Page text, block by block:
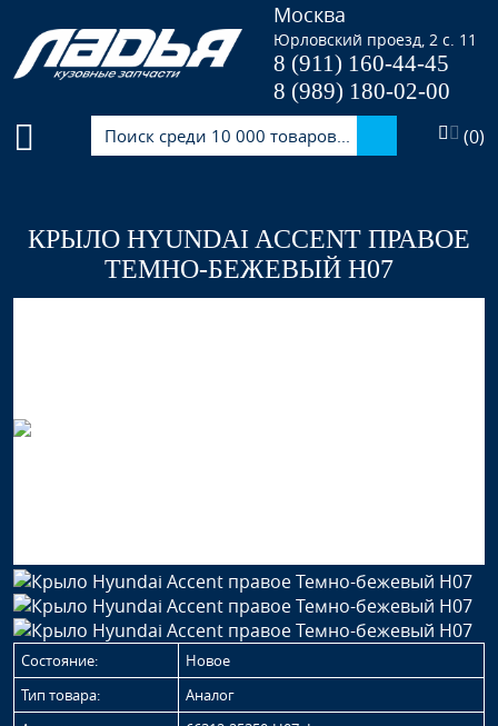
Москва
Юрловский проезд, 2 с. 11
8 (911) 160-44-45
8 (989) 180-02-00
(0)
КРЫЛО HYUNDAI ACCENT ПРАВОЕ
ТЕМНО-БЕЖЕВЫЙ Н07
Состояние:
Новое
Тип товара:
Аналог